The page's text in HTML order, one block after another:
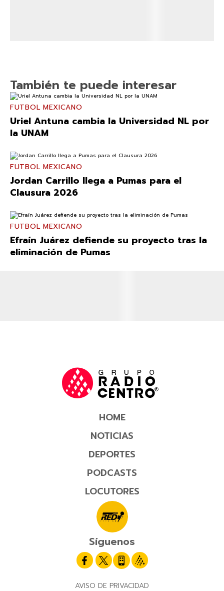
También te puede interesar
FUTBOL MEXICANO
Uriel Antuna cambia la Universidad NL por
la UNAM
FUTBOL MEXICANO
Jordan Carrillo llega a Pumas para el
Clausura 2026
FUTBOL MEXICANO
Efraín Juárez defiende su proyecto tras la
eliminación de Pumas
HOME
NOTICIAS
DEPORTES
PODCASTS
LOCUTORES
Síguenos
AVISO DE PRIVACIDAD